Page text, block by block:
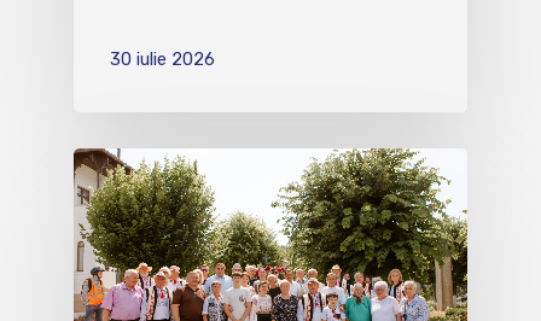
30 iulie 2026